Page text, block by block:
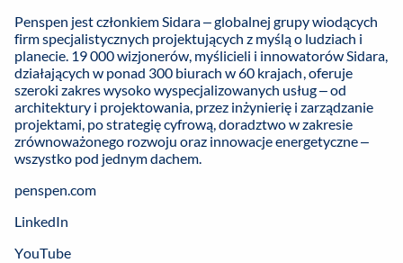
Penspen jest członkiem Sidara – globalnej grupy wiodących
firm specjalistycznych projektujących z myślą o ludziach i
planecie. 19 000 wizjonerów, myślicieli i innowatorów Sidara,
działających w ponad 300 biurach w 60 krajach, oferuje
szeroki zakres wysoko wyspecjalizowanych usług – od
architektury i projektowania, przez inżynierię i zarządzanie
projektami, po strategię cyfrową, doradztwo w zakresie
zrównoważonego rozwoju oraz innowacje energetyczne –
wszystko pod jednym dachem.
penspen.com
LinkedIn
YouTube